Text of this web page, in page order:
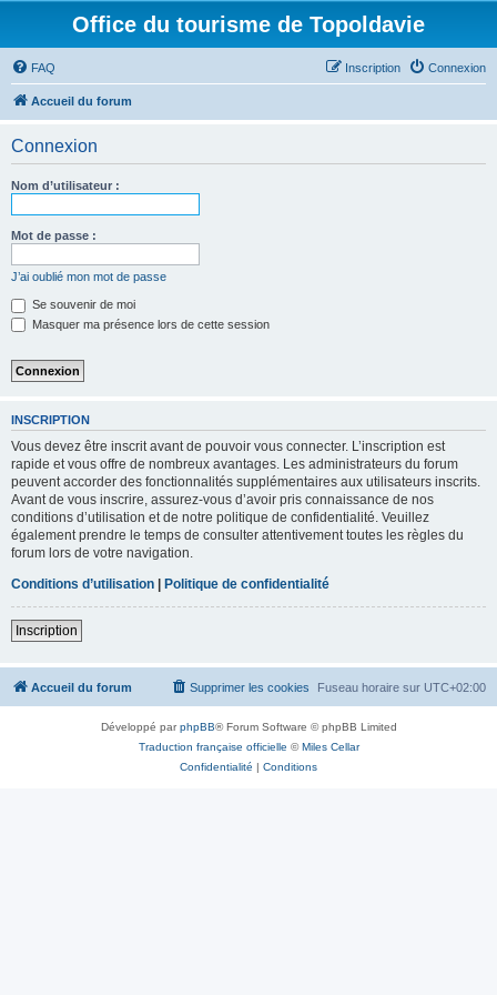
Office du tourisme de Topoldavie
FAQ Connexion
Inscription
Accueil du forum
Connexion
Nom d’utilisateur :
Mot de passe :
J’ai oublié mon mot de passe
Se souvenir de moi
Masquer ma présence lors de cette session
INSCRIPTION
Vous devez être inscrit avant de pouvoir vous connecter. L’inscription est
rapide et vous offre de nombreux avantages. Les administrateurs du forum
peuvent accorder des fonctionnalités supplémentaires aux utilisateurs inscrits.
Avant de vous inscrire, assurez-vous d’avoir pris connaissance de nos
conditions d’utilisation et de notre politique de confidentialité. Veuillez
également prendre le temps de consulter attentivement toutes les règles du
forum lors de votre navigation.
Conditions d’utilisation | Politique de confidentialité
Inscription
Accueil du forum Fuseau horaire sur UTC+02:00
Supprimer les cookies
Développé parphpBB® Forum Software © phpBB Limited
Traduction française officielle ©Miles Cellar
Confidentialité | Conditions